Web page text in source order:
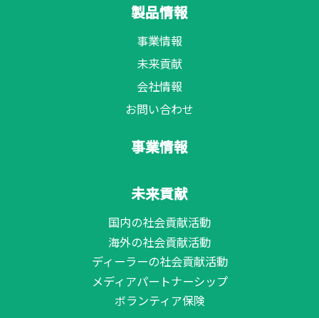
製品情報
事業情報
未来貢献
会社情報
お問い合わせ
事業情報
未来貢献
国内の社会貢献活動
海外の社会貢献活動
ディーラーの社会貢献活動
メディアパートナーシップ
ボランティア保険